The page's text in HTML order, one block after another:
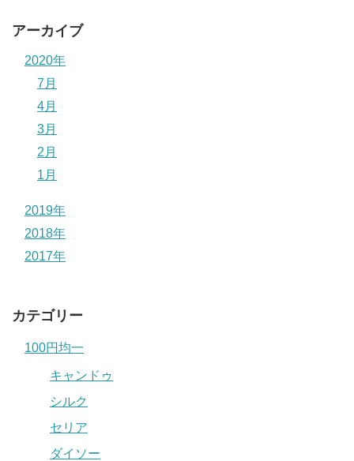
アーカイブ
2020年
7月
4月
3月
2月
1月
2019年
2018年
2017年
カテゴリー
100円均一
キャンドゥ
シルク
セリア
ダイソー